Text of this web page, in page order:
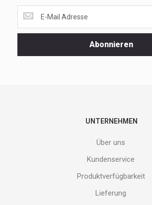
dir
unsere
Abonnieren
UNTERNEHMEN
Über uns
Kundenservice
Produktverfügbarkeit
Lieferung